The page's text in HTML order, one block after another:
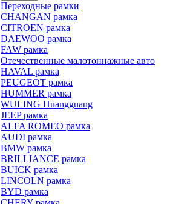
Переходные рамки
CHANGAN рамка
CITROEN рамка
DAEWOO рамка
FAW рамка
Отечественные малотоннажные авто
HAVAL рамка
PEUGEOT рамка
HUMMER рамка
WULING Huangguang
JEEP рамка
ALFA ROMEO рамка
AUDI рамка
BMW рамка
BRILLIANCE рамка
BUICK рамка
LINCOLN рамка
BYD рамка